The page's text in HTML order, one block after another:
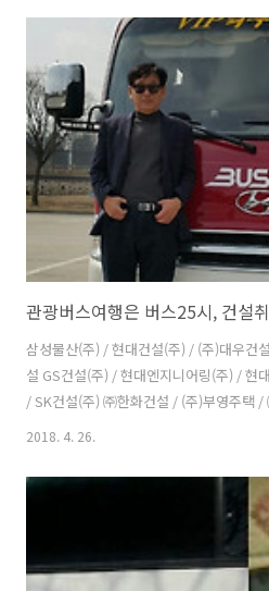
관광버스여행은 버스25시, 건설
삼성물산(주) / 현대건설(주) / (주)대우건
설 GS건설(주) / 현대엔지니어링(주) / 현
/ SK건설(주) ㈜한화건설 / (주)부영주택
(주) / 금호산업(주) 한신공영(주) / 계룡건
두산중공업(주) / ㈜한양 ㈜케이씨씨건설
(주) / ㈜삼호 / ㈜효성 대방건설(주) / (주)
성산업(주) / 중흥토건(주) 동부건설(주) /
중흥건설(주) / 우미건설(주) 요진건설산
2018. 4. 26.